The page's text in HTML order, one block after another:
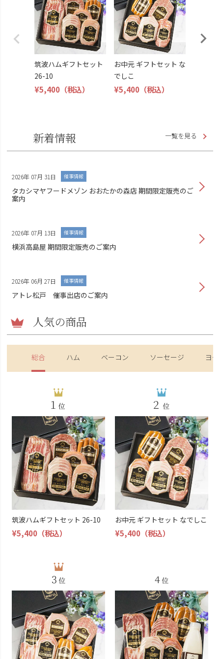
筑波ハムギフトセット
26-10
¥5,400 （税込）
お中元 ギフトセット な
でしこ
¥5,400 （税込）
新着情報 一覧を見る
2026年 07月 31日 催事情報
タカシマヤフードメゾン おおたかの森店 期間限定販売のご
案内
2026年 07月 13日 催事情報
横浜高島屋 期間限定販売のご案内
2026年 06月 27日 催事情報
アトレ松戸 催事出店のご案内
人気の商品
総合 ハム ベーコン ソーセージ ヨ
筑波ハムギフトセット 26-10
¥5,400 （税込）
お中元 ギフトセット なでしこ
¥5,400 （税込）